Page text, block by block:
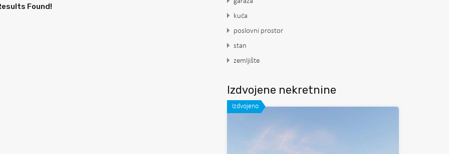
Found!
kuća
poslovni prostor
stan
zemljište
Izdvojene nekretnine
Izdvojeno